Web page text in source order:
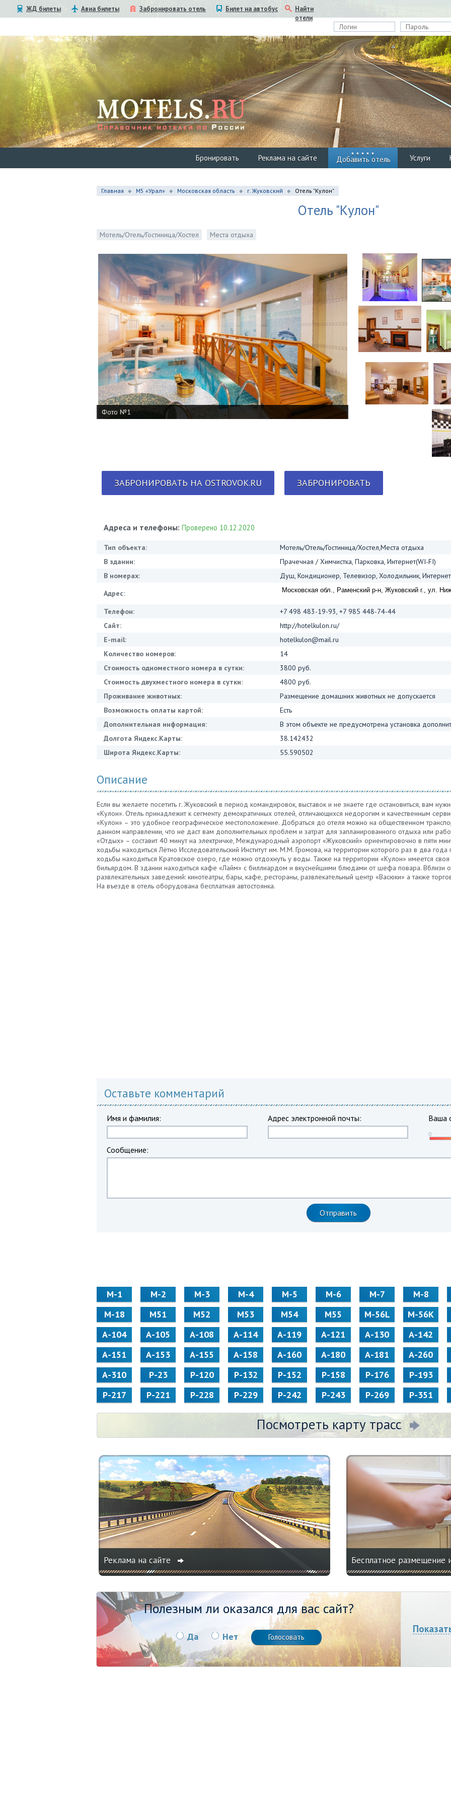
ЖД билеты Авиа билеты Забронировать отель Билет на автобус
Найти
отели
Бронировать Реклама на сайте Добавить отель Услуги
Главная М5 «Урал» Московская область г. Жуковский Отель "Кулон"
Отель "Кулон"
Мотель/Отель/Гостиница/Хостел Места отдыха
Фото №1
ЗАБРОНИРОВАТЬ НА OSTROVOK.RU ЗАБРОНИРОВАТЬ
Адреса и телефоны: Проверено 10.12.2020
Тип объекта:
Мотель/Отель/Гостиница/Хостел,Места отдыха
В здании:
Прачечная / Химчистка, Парковка, Интернет(WI-FI)
В номерах:
Душ, Кондиционер, Телевизор, Холодильник,
Адрес:
Московская обл., Раменский р-н, Жуковский г., ул.
Телефон:
+7 498 483-19-93, +7 985 448-74-44
Сайт:
http://hotelkulon.ru/
E-mail:
hotelkulon@mail.ru
Количество номеров:
14
Стоимость одноместного номера в сутки:
3800 руб.
Стоимость двухместного номера в сутки:
4800 руб.
Проживание животных:
Размещение домашних животных не допускается
Возможность оплаты картой:
Есть
Дополнительная информация:
В этом объекте не предусмотрена установка
Долгота Яндекс.Карты:
38.142432
Широта Яндекс.Карты:
55.590502
Описание
Если вы желаете посетить г. Жуковский в период командировок, выставок и не знаете где остановиться, вам
«Кулон». Отель принадлежит к сегменту демократичных отелей, отличающихся недорогим и качественным
«Кулон» – это удобное географическое местоположение. Добраться до отеля можно на общественном
данном направлении, что не даст вам дополнительных проблем и затрат для запланированного отдыха или
«Отдых» – составит 40 минут на электричке, Международный аэропорт «Жуковский» ориентировочно в пяти
ходьбы находиться Лётно Исследовательский Институт им. М.М. Громова, на территории которого раз в два
ходьбы находиться Кратовское озеро, где можно отдохнуть у воды. Также на территории «Кулон» имеется
бильярдом. В здании находиться кафе «Лайм» с биллиардом и вкуснейшими блюдами от шефа повара. Вблизи
развлекательных заведений: кинотеатры, бары, кафе, рестораны, развлекательный центр «Васюки» а также
На въезде в отель оборудована бесплатная автостоянка.
Оставьте комментарий
Имя и фамилия: Адрес электронной почты: Ваша
Сообщение:
М-1 М-2 М-3 М-4 М-5 М-6 М-7 М-8
М-18
М51 М52 М53 М54 М55 M-56L M-56K
А-104
А-105 А-108 А-114 А-119 А-121 А-130 А-142
А-151
А-153 А-155 А-158 А-160 А-180 А-181 А-260
А-310
Р-23 Р-120 Р-132 Р-152 Р-158 Р-176 Р-193
Р-217
Р-221 Р-228 Р-229 Р-242 Р-243 Р-269 Р-351
Посмотреть карту трасс
Реклама на сайте Бесплатное
Полезным ли оказался для вас сайт?
Да Нет